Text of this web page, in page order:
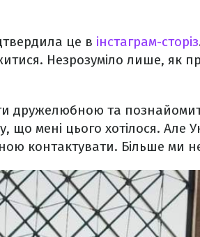
це в інстаграм-сторіз
Незрозуміло лише, як
дружелюбною та
що мені цього хотілося. Але
контактувати. Більше ми